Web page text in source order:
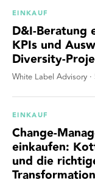
EINKAUF
D&I-Beratung
KPIs und
Diversity-
White Label Advisory ·
EINKAUF
Change-
einkaufen:
und die